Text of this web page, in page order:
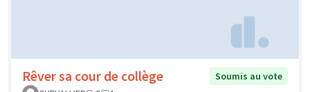
Rêver sa cour de collège
Soumis au vote